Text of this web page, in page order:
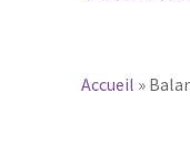
Accueil »